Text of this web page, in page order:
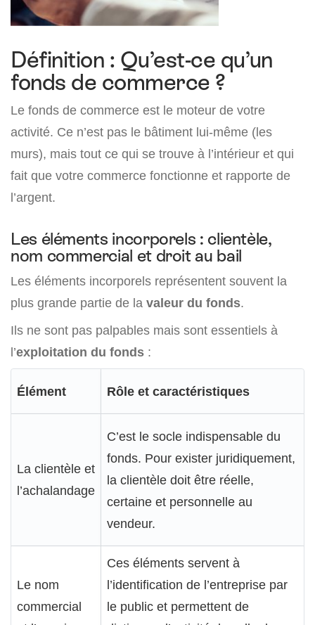
Définition : Qu’est-ce qu’un
fonds de commerce ?
Le fonds de commerce est le moteur de votre
activité. Ce n’est pas le bâtiment lui-même (les
murs), mais tout ce qui se trouve à l’intérieur et qui
fait que votre commerce fonctionne et rapporte de
l’argent.
Les éléments incorporels : clientèle,
nom commercial et droit au bail
Les éléments incorporels représentent souvent la
plus grande partie de la valeur du fonds.
Ils ne sont pas palpables mais sont essentiels à
l’exploitation du fonds :
Élément Rôle et caractéristiques
La clientèle et
l’achalandage
C’est le socle indispensable du
fonds. Pour exister juridiquement,
la clientèle doit être réelle,
certaine et personnelle au
vendeur.
Le nom
commercial
Ces éléments servent à
l’identification de l’entreprise par
le public et permettent de